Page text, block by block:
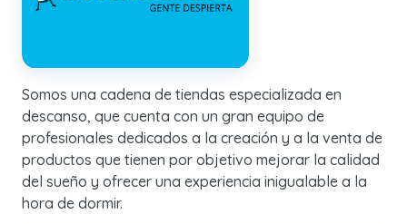
Somos una cadena de tiendas especializada en
descanso, que cuenta con un gran equipo de
profesionales dedicados a la creación y a la venta de
productos que tienen por objetivo mejorar la calidad
del sueño y ofrecer una experiencia inigualable a la
hora de dormir.